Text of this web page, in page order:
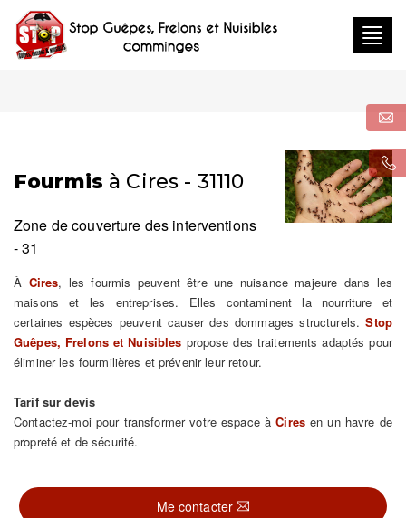
Fourmis à Cires - 31110
Zone de couverture des interventions
- 31
À Cires, les fourmis peuvent être une nuisance majeure dans les
maisons et les entreprises. Elles contaminent la nourriture et
certaines espèces peuvent causer des dommages structurels.Stop
Guêpes, Frelons et Nuisibles propose des traitements adaptés pour
éliminer les fourmilières et prévenir leur retour.
Tarif sur devis
Contactez-moi pour transformer votre espace àCiresen un havre de
propreté et de sécurité.
Me contacter